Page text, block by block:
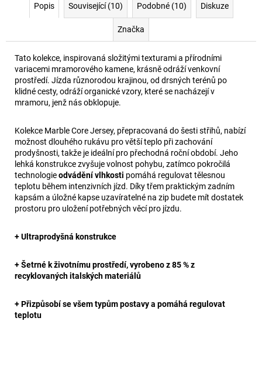
Popis Související (10) Podobné (10) Diskuze
Značka
Tato kolekce, inspirovaná složitými texturami a přírodními
variacemi mramorového kamene, krásně odráží venkovní
prostředí. Jízda různorodou krajinou, od drsných terénů po
klidné cesty, odráží organické vzory, které se nacházejí v
mramoru, jenž nás obklopuje.
Kolekce Marble Core Jersey, přepracovaná do šesti střihů, nabízí
možnost dlouhého rukávu pro větší teplo při zachování
prodyšnosti, takže je ideální pro přechodná roční období. Jeho
lehká konstrukce zvyšuje volnost pohybu, zatímco pokročilá
technologieodvádění vlhkosti pomáhá regulovat tělesnou
teplotu během intenzivních jízd. Díky třem praktickým zadním
kapsám a úložné kapse uzavíratelné na zip budete mít dostatek
prostoru pro uložení potřebných věcí pro jízdu.
+ Ultraprodyšná konstrukce
+ Šetrné k životnímu prostředí, vyrobeno z 85 % z
recyklovaných italských materiálů
+ Přizpůsobí se všem typům postavy a pomáhá regulovat
teplotu